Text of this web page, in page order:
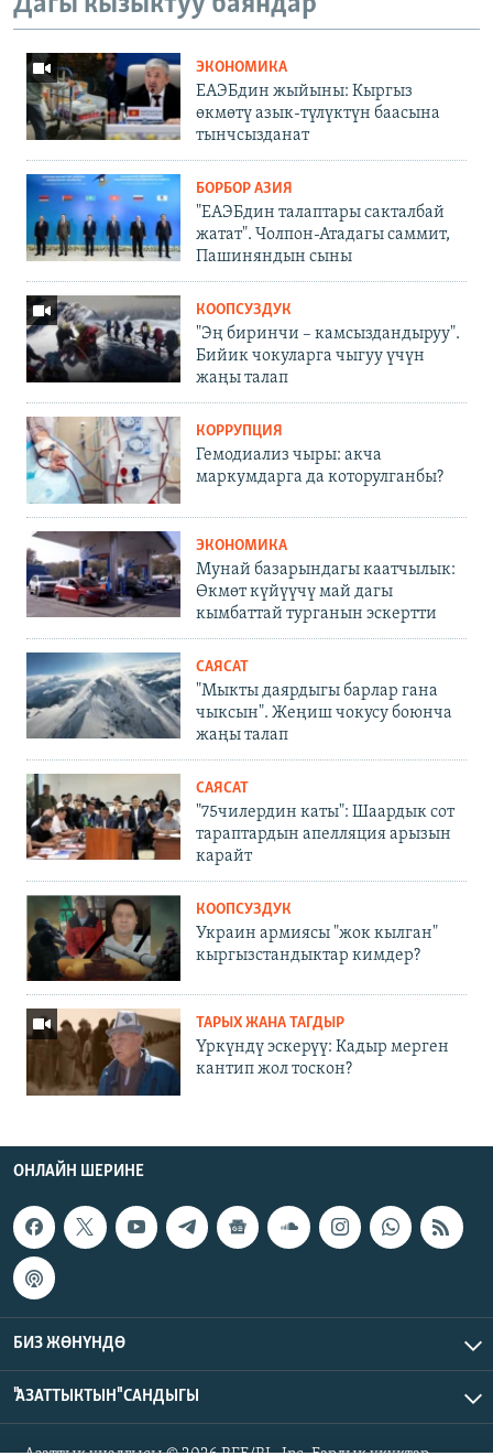
ЭКОНОМИКА
ЕАЭБдин жыйыны: Кыргыз
өкмөтү азык-түлүктүн баасына
тынчсызданат
БОРБОР АЗИЯ
"ЕАЭБдин талаптары сакталбай
жатат". Чолпон-Атадагы саммит,
Пашиняндын сыны
КООПСУЗДУК
"Эң биринчи – камсыздандыруу".
Бийик чокуларга чыгуу үчүн
жаңы талап
КОРРУПЦИЯ
Гемодиализ чыры: акча
маркумдарга да которулганбы?
ЭКОНОМИКА
Мунай базарындагы каатчылык:
Өкмөт күйүүчү май дагы
кымбаттай турганын эскертти
САЯСАТ
"Мыкты даярдыгы барлар гана
чыксын". Жеңиш чокусу боюнча
жаңы талап
САЯСАТ
"75чилердин каты": Шаардык сот
тараптардын апелляция арызын
карайт
КООПСУЗДУК
Украин армиясы "жок кылган"
кыргызстандыктар кимдер?
ТАРЫХ ЖАНА ТАГДЫР
Үркүндү эскерүү: Кадыр мерген
кантип жол тоскон?
ОНЛАЙН ШЕРИНЕ
БИЗ ЖӨНҮНДӨ
"АЗАТТЫКТЫН" САНДЫГЫ